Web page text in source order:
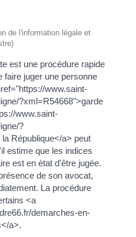
de l'information légale et
est une procédure rapide
faire juger une personne
www.saint-
?xml=R54668">garde
www.saint-
?
République</a> peut
estime que les indices
est en état d'être jugée.
de son avocat,
La procédure
<a
demarches-en-
a>.